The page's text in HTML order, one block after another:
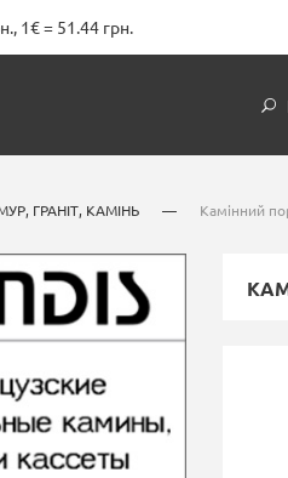
1€ = 51.44 грн.
ГРАНІТ, КАМІНЬ — Камінний